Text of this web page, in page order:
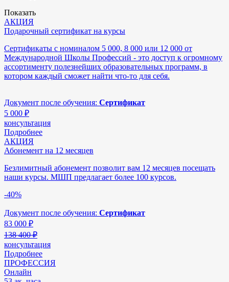
Показать
АКЦИЯ
Подарочный сертификат на курсы
Сертификаты с номиналом 5 000, 8 000 или 12 000 от
Международной Школы Профессий - это доступ к огромному
ассортименту полезнейших образовательных программ, в
котором каждый сможет найти что-то для себя.
Документ после обучения: Сертификат
5 000 ₽
консультация
Подробнее
АКЦИЯ
Абонемент на 12 месяцев
Безлимитный абонемент позволит вам 12 месяцев посещать
наши курсы. МШП предлагает более 100 курсов.
-40%
Документ после обучения: Сертификат
83 000 ₽
138 400 ₽
консультация
Подробнее
ПРОФЕССИЯ
Онлайн